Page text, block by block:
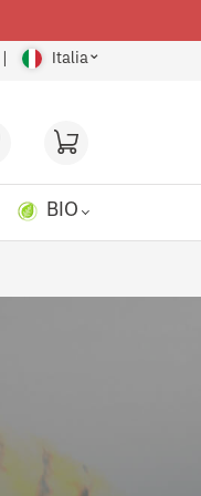
Italia⌄
BIO